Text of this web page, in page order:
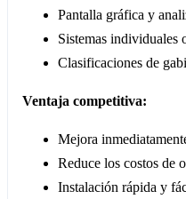
Pantalla gráfica y
Sistemas individuales
Clasificaciones de
Ventaja competitiva:
Mejora
Reduce los costos de
Instalación rápida y